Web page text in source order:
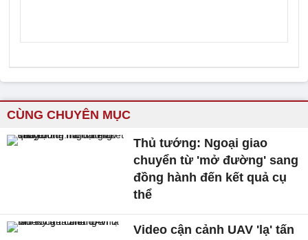
CÙNG CHUYÊN MỤC
Thủ tướng: Ngoại giao
chuyển từ 'mở đường' sang
đồng hành đến kết quả cụ
thể
Video cận cảnh UAV 'lạ' tấn